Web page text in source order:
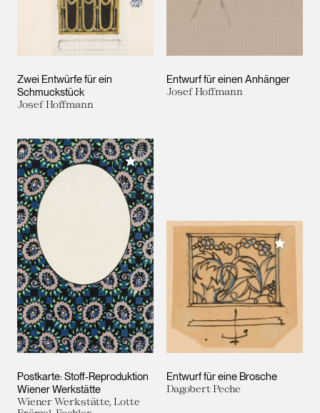
Zwei Entwürfe für ein
Schmuckstück
Josef Hoffmann
Entwurf für einen Anhänger
Josef Hoffmann
Postkarte: Stoff-Reproduktion
Wiener Werkstätte
Wiener Werkstätte, Lotte
Meiner Sammlung hinzufügen
Entwurf für eine Brosche
Dagobert Peche
Meiner